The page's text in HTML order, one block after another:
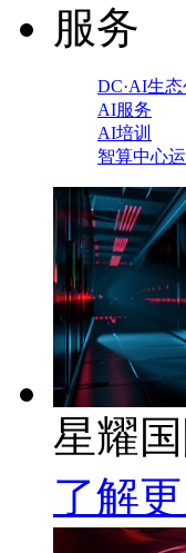
服务
DC·AI生
AI服务
AI培训
智算中心
星耀
了解